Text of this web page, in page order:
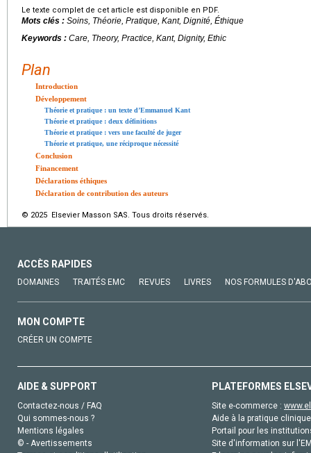
Le texte complet de cet article est disponible en PDF.
Mots clés : Soins, Théorie, Pratique, Kant, Dignité, Éthique
Keywords : Care, Theory, Practice, Kant, Dignity, Ethic
Plan
Introduction
Développement
Théorie et pratique : un texte d’Emmanuel Kant
Théorie et pratique : deux définitions
Théorie et pratique : vers une faculté de juger
Théorie et pratique, une réciproque nécessité
Conclusion
Financement
Déclarations éthiques
Déclaration de contribution des auteurs
© 2025 Elsevier Masson SAS. Tous droits réservés.
ACCÈS RAPIDES
DOMAINES TRAITÉS EMC REVUES LIVRES NOS FORMULES
MON COMPTE
CRÉER UN COMPTE
AIDE & SUPPORT
Contactez-nous / FAQ
Qui sommes-nous ?
Mentions légales
© - Avertissements
PLATEFORMES
Site e-commerce :
Aide à la pratique
Portail pour les
Site d'information sur